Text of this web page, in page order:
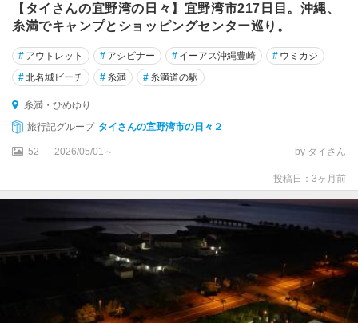
【タイさんの宜野湾の日々】宜野湾市217日目。沖縄、
糸満でキャンプとショッピングセンター巡り。
# アウトレット # アシビナー # イーアス沖縄豊崎 # ウミカジ
#北名城ビーチ # 糸満 # 糸満道の駅
糸満・ひめゆり
旅行記グループ タイさんの宜野湾市の日々２
52 2026/05/01～ by タイさん
投稿日：3ヶ月前